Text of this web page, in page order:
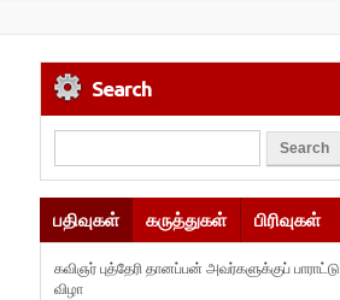
Search
பதிவுகள் கருத்துகள் பிரிவுகள்
கவிஞர் புத்தேரி தானப்பன் அவர்களுக்குப் பாராட்டு
விழா